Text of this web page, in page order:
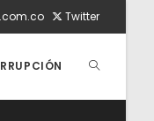
Twitter
ALTERNAR